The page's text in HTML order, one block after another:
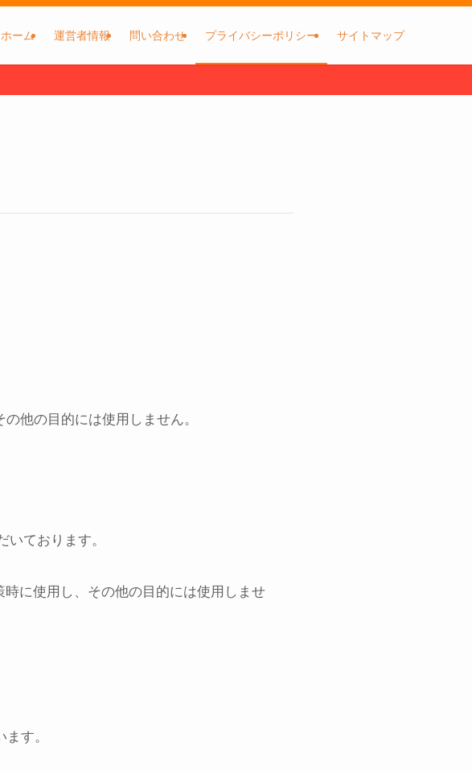
ホーム 運営者情報 問い合わせ プライバシーポリシー サイトマップ
他の目的には使用しません。
ております。
に使用し、その他の目的には使用しませ
す。